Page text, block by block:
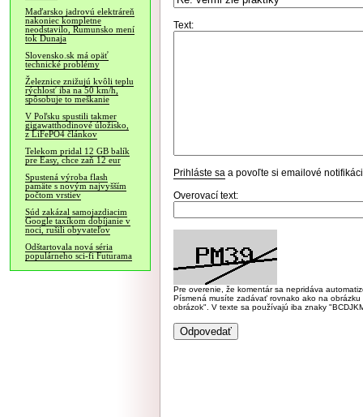
Maďarsko jadrovú elektráreň
nakoniec kompletne
neodstavilo, Rumunsko mení
tok Dunaja
Slovensko.sk má opäť
technické problémy
Železnice znižujú kvôli teplu
rýchlosť iba na 50 km/h,
spôsobuje to meškanie
V Poľsku spustili takmer
gigawatthodinové úložisko,
z LiFePO4 článkov
Telekom pridal 12 GB balík
pre Easy, chce zaň 12 eur
Spustená výroba flash
pamäte s novým najvyšším
počtom vrstiev
Súd zakázal samojazdiacim
Google taxíkom dobíjanie v
noci, rušili obyvateľov
Odštartovala nová séria
populárneho sci-fi Futurama
Text:
Prihláste sa a povoľte si emailové
Overovací text:
Pre overenie, že komentár sa nepridáva
Písmená musíte zadávať rovnako ako na
obrázok". V texte sa používajú iba znaky